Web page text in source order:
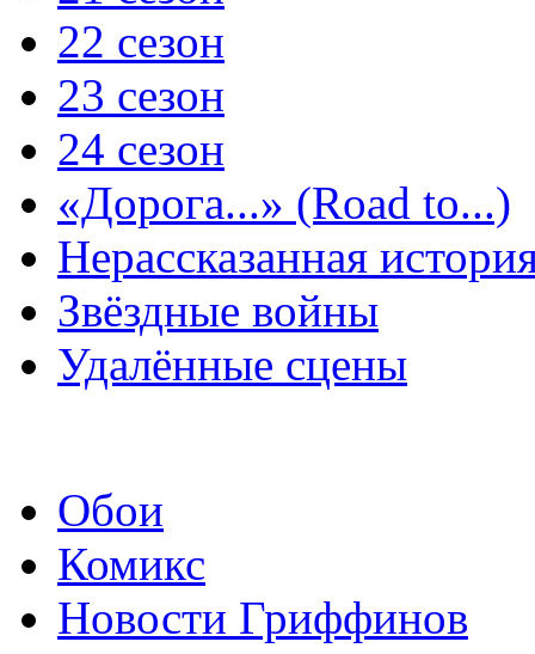
22 сезон
23 сезон
24 сезон
«Дорога...» (Road to...)
Нерассказанная
Звёздные войны
Удалённые сцены
Обои
Комикс
Новости Гриффинов